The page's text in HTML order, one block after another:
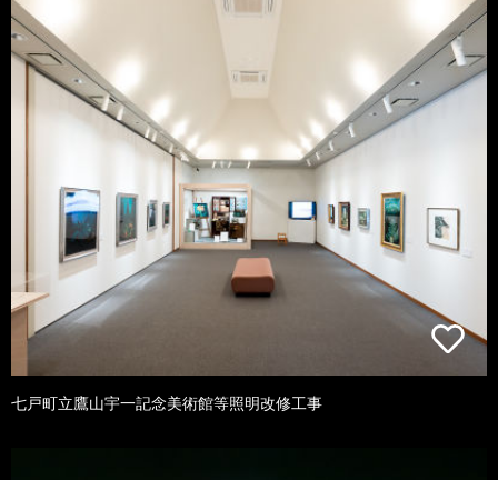
七戸町立鷹山宇一記念美術館等照明改修工事